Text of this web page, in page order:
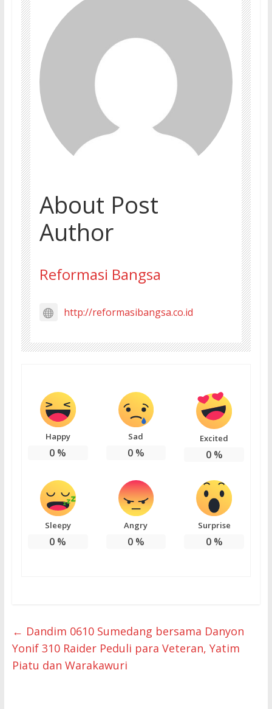
About Post
Author
Reformasi Bangsa
http://reformasibangsa.co.id
Happy
0 %
Sad
0%
Excited
0%
Sleepy
0 %
Angry
0%
Surprise
0%
← Dandim 0610 Sumedang bersama Danyon
Yonif 310 Raider Peduli para Veteran, Yatim
Piatu dan Warakawuri